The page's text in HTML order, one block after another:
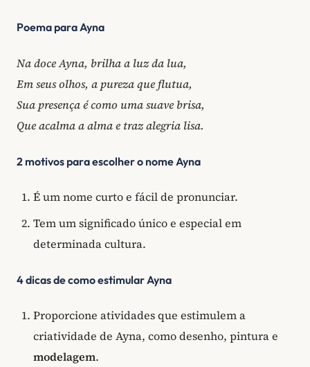
Poema para Ayna
Na doce Ayna, brilha a luz da lua,
Em seus olhos, a pureza que flutua,
Sua presença é como uma suave brisa,
Que acalma a alma e traz alegria lisa.
2 motivos para escolher o nome Ayna
É um nome curto e fácil de pronunciar.
Tem um significado único e especial em
determinada cultura.
4 dicas de como estimular Ayna
Proporcione atividades que estimulem a
criatividade de Ayna, como desenho, pintura e
modelagem.